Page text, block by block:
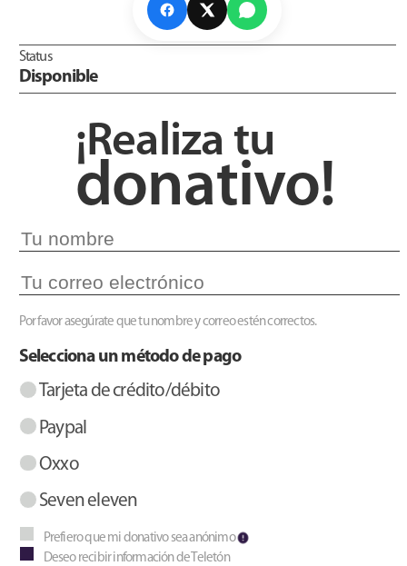
Status
Disponible
¡Realiza tu
donativo!
Por favor asegúrate que tu nombre y correo estén correctos.
Selecciona un método de pago
Tarjeta de crédito/débito
Paypal
Oxxo
Seven eleven
Prefiero que mi donativo sea anónimo
Deseo recibir información de Teletón